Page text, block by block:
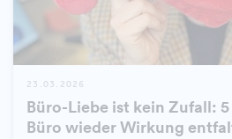
23.03.2026
Büro-Liebe ist kein Zufall:
Büro wieder Wirkung